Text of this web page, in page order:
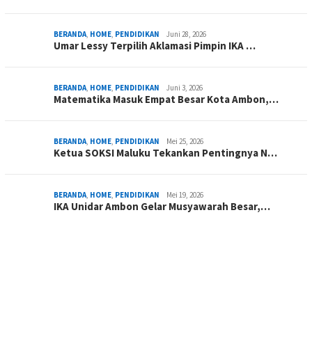
BERANDA, HOME, PENDIDIKAN Juni 28, 2026
Umar Lessy Terpilih Aklamasi Pimpin IKA …
BERANDA, HOME, PENDIDIKAN Juni 3, 2026
Matematika Masuk Empat Besar Kota Ambon,…
BERANDA, HOME, PENDIDIKAN Mei 25, 2026
Ketua SOKSI Maluku Tekankan Pentingnya N…
BERANDA, HOME, PENDIDIKAN Mei 19, 2026
IKA Unidar Ambon Gelar Musyawarah Besar,…